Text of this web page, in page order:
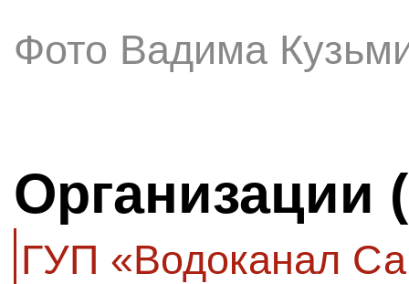
Фото Вадима
Организации
ГУП «Водоканал